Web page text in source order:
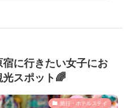
に行きたい女子にお
スポット🌈
旅行・ホテルステイ